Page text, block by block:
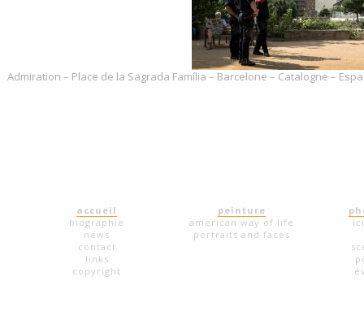
Admiration – Place de la Sagrada Família – Barcelone – Catalogne –
accueil
biographie
news
contact
links
copyright
peinture
american way of life
portraits and faces